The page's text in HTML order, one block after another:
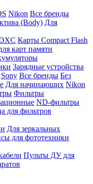
Nikon Все бренды
(Body) Для
Карты Compact Flash
карт памяти
Зарядные устройства
Sony Все бренды Без
Для начинающих Nikon
Фильтры
ND-фильтры
для фильтров
Для зеркальных
для фототехники
Пульты ДУ для